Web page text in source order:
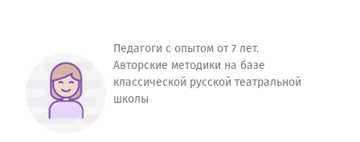
Педагоги с опытом от 7 лет.
Авторские методики на базе
классической русской театральной
школы